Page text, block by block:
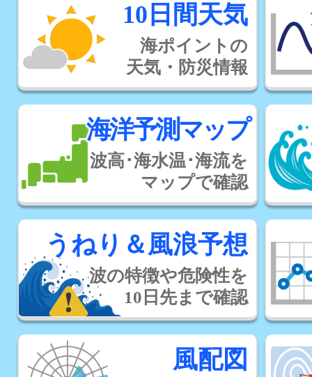
10日間天気
海ポイントの
天気・防災情報
海洋予測マップ
波高･海水温･海流を
マップで確認
うねり＆風浪予想
波の特徴や危険性を
10日先まで確認
風配図